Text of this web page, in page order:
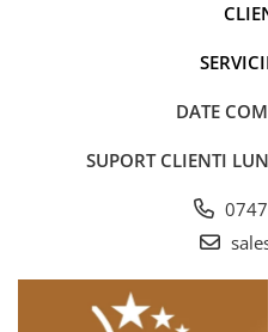
Tetiera
sistem de ham
Tetiera reglabila pe 8 pozitii,
impotriva impactului lateral.
automat odata cu inaltimea
reintroduce manual centurile
Sistemul de ham in forma de
siguranta eficienta si
fi folosita si pentru reglarea
fiind ajustabila atat pe
DATE
SUPORT CLIENTI